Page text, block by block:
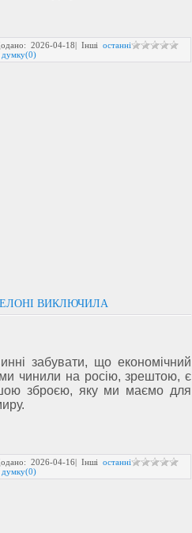
2026-04-18| Іншіостанні
думку(0)
ВИКЛЮЧИЛА
забувати, що економічний
чинили на росію, зрештою, є
зброєю, яку ми маємо для
2026-04-16| Іншіостанні
думку(0)